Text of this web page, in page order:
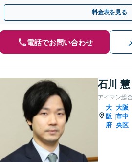
い対応／立ち退き・明け渡し請求など
料金表を見る
電話でお問い合わせ
石川 慧
アイマン総
大
阪
府
|
大阪
市中
央区